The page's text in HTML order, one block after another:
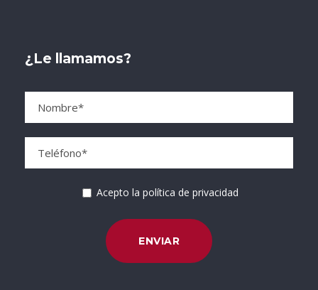
¿Le llamamos?
Acepto la política de privacidad